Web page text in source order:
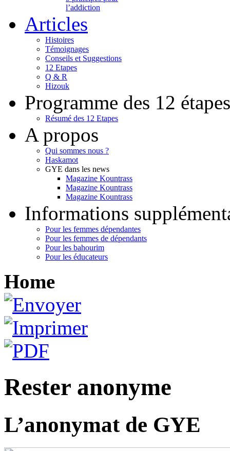
l’addiction
Articles
Histoires
Témoignages
Conseils et Suggestions
12 Etapes
Q & R
Hizouk
Programme des 12 étapes
Résumé des 12 Etapes
A propos
Qui sommes nous ?
Haskamot
GYE dans les news
Magazine Kountrass
Magazine Kountrass
Magazine Kountrass
Informations
Pour les femmes dépendantes
Pour les femmes de dépendants
Pour les bahourim
Pour les éducateurs
Home
Rester anonyme
L’anonymat de GYE